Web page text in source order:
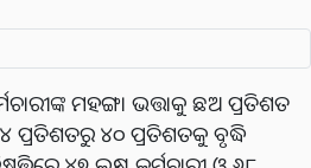
ମହଙ୍ଗା ଭତ୍ତାକୁ ଛଅ ପ୍ରତିଶତ
ପ୍ରତିଶତରୁ ୪୦ ପ୍ରତିଶତକୁ ବୃଦ୍ଧି